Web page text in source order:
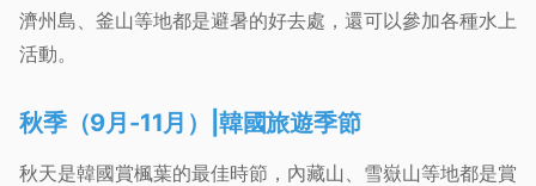
濟州島、釜山等地都是避暑的好去處，還可以參加各種水上
活動。
秋季（9月-11月）|韓國旅遊季節
秋天是韓國賞楓葉的最佳時節，內藏山、雪嶽山等地都是賞